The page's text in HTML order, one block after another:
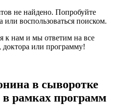
не найдено. Попробуйте
воспользоваться поиском.
к нам и мы ответим на все
или программу!
в сыворотке
в рамках программ